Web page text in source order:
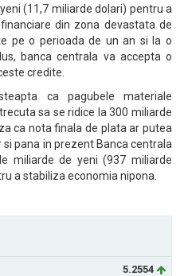
(11,7 miliarde dolari) pentru a
din zona devastata de
pe o perioada de un an si la o
banca centrala va accepta o
credite.
ca pagubele materiale
sa se ridice la 300 miliarde
ca nota finala de plata ar putea
pana in prezent Banca centrala
miliarde de yeni (937 miliarde
a stabiliza economia nipona.
5.2554